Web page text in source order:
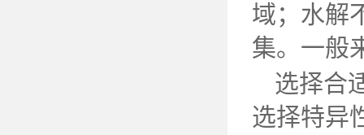
域；水解
集。一般
选择合
选择特异